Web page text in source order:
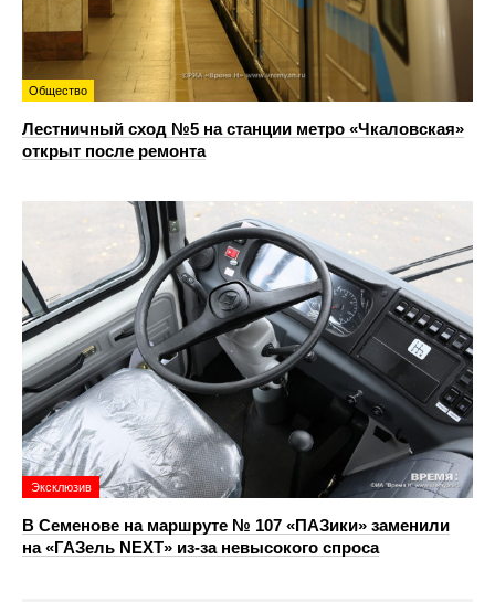
Общество
Лестничный сход №5 на станции метро «Чкаловская»
открыт после ремонта
Эксклюзив
В Семенове на маршруте № 107 «ПАЗики» заменили
на «ГАЗель NEXT» из‑за невысокого спроса